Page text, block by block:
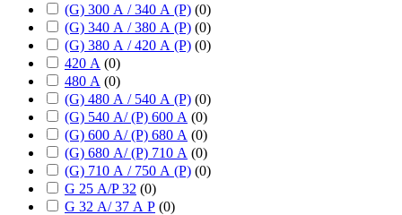
(G) 300 А / 340 А (P) (0)
(G) 340 А / 380 А (P) (0)
(G) 380 А / 420 А (P) (0)
420 А (0)
480 А (0)
(G) 480 А / 540 А (P) (0)
(G) 540 А/ (P) 600 А (0)
(G) 600 А/ (P) 680 А (0)
(G) 680 А/ (P) 710 А (0)
(G) 710 А / 750 А (P) (0)
G 25 А/P 32 (0)
G 32 А/ 37 А P (0)